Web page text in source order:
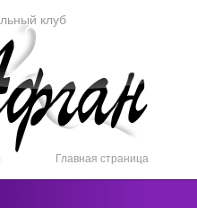
клуб
Главная страница